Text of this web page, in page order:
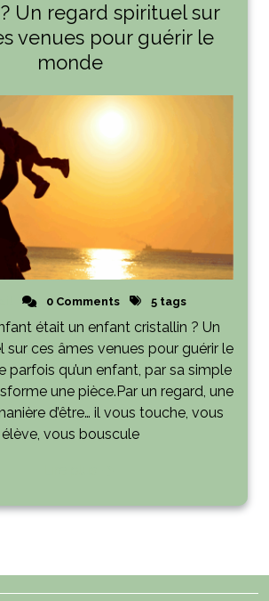
Un regard spirituel sur
venues pour guérir le
monde
0 Comments 5 tags
était un enfant cristallin ? Un
sur ces âmes venues pour guérir le
parfois qu’un enfant, par sa simple
une pièce.Par un regard, une
d’être… il vous touche, vous
élève, vous bouscule